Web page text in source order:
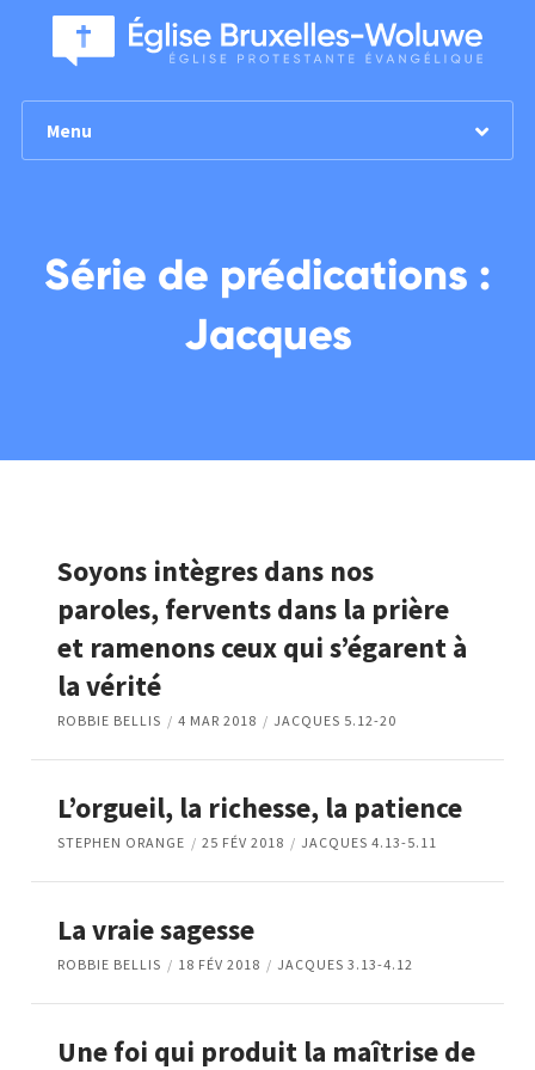
Menu
Série de prédications :
Jacques
Soyons intègres dans nos
paroles, fervents dans la prière
et ramenons ceux qui s’égarent à
la vérité
ROBBIE BELLIS 4 MAR 2018 JACQUES 5.12-20
L’orgueil, la richesse, la patience
STEPHEN ORANGE 25 FÉV 2018 JACQUES 4.13-5.11
La vraie sagesse
ROBBIE BELLIS 18 FÉV 2018 JACQUES 3.13-4.12
Une foi qui produit la maîtrise de